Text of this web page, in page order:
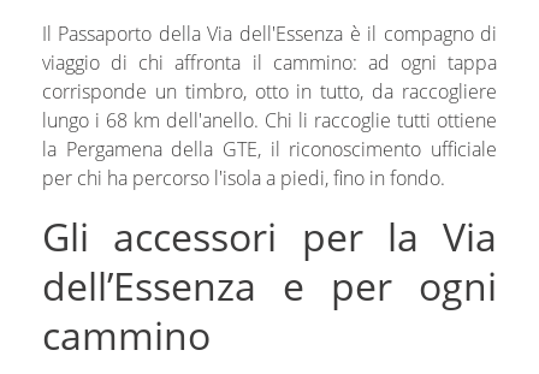
Il Passaporto della Via dell'Essenza è il compagno di
viaggio di chi affronta il cammino: ad ogni tappa
corrisponde un timbro, otto in tutto, da raccogliere
lungo i 68 km dell'anello. Chi li raccoglie tutti ottiene
la Pergamena della GTE, il riconoscimento ufficiale
per chi ha percorso l'isola a piedi, fino in fondo.
Gli accessori per la Via
dell’Essenza e per ogni
cammino